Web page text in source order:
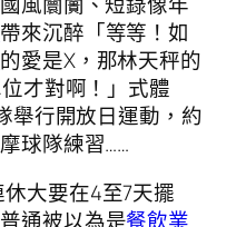
帶來沉醉「等等！如
的愛是X，那林天秤的
才對啊！」式體
舉行開放日運動，約
球隊練習……
大要在4至7天擺
通被以為是餐飲業